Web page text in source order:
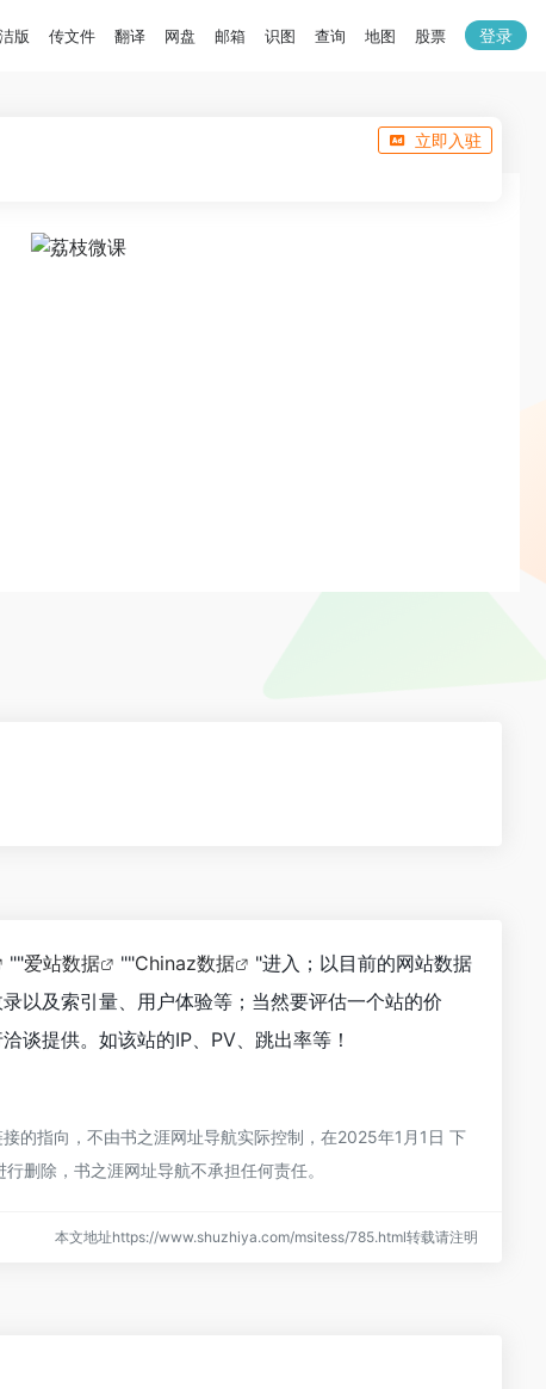
版 传文件 翻译 网盘 邮箱 识图 查询 地图 股票 登录
立即入驻
""爱站数据 ""Chinaz数据
"进入；以目前的网站数据
以及索引量、用户体验等；当然要评估一个站的价
谈提供。如该站的IP、PV、跳出率等！
的指向，不由书之涯网址导航实际控制，在2025年1月1日 下
删除，书之涯网址导航不承担任何责任。
本文地址https://www.shuzhiya.com/msitess/785.html转载请注明